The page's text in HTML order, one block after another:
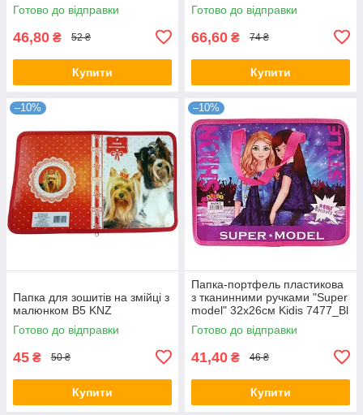
Готово до відправки
46,80 ₴ 52 ₴
Купити
Готово до відправки
66,60 ₴ 74 ₴
Купити
–10%
Папка для зошитів на змійці з
малюнком B5 KNZ
Готово до відправки
45 ₴ 50 ₴
Купити
–10%
Папка-портфель пластикова
з тканинними ручками "Super
model" 32x26см Kidis 7477_Bl
сумка KNZ
Готово до відправки
41,40 ₴ 46 ₴
Купити